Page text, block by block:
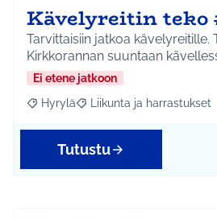
Kävelyreitin teko
Tarvittaisiin jatkoa kävelyreitille.
Kirkkorannan suuntaan
Ei etene jatkoon
Rajaa tulokset aihepiirin mukaan:
Hyrylä Rajaa tulokset teeman
Liikunta ja harrastukset
Tutustu